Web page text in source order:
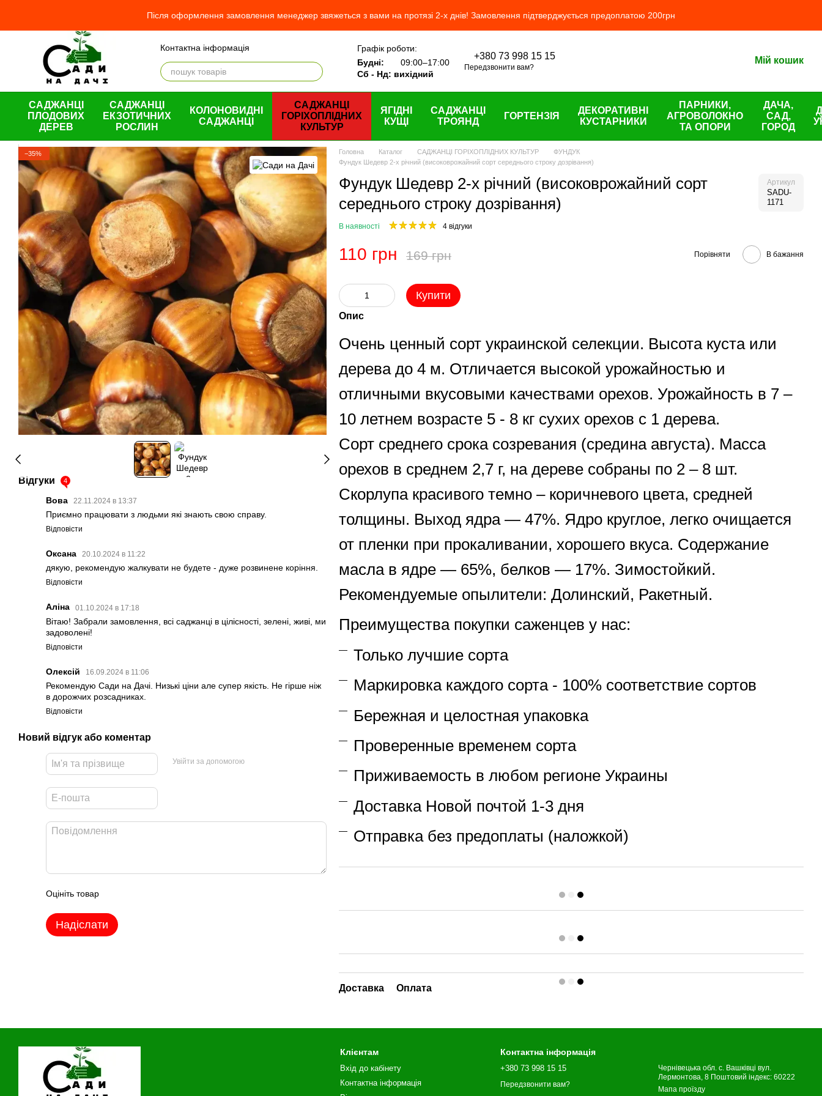
Після оформлення замовлення менеджер звяжеться з вами на протязі 2-х днів! Замовлення підтверджується предоплатою 200грн
Контактна інформація
Відгуки про магазин
Про нас
Оплата і доставка
Графік роботи:
Будні:
09:00–17:00
Сб - Нд: вихідний
+380 73 998 15 15
Передзвонити вам?
Мій кошик
САДЖАНЦІ
ПЛОДОВИХ
ДЕРЕВ
САДЖАНЦІ
ЕКЗОТИЧНИХ
РОСЛИН
КОЛОНОВИДНІ
САДЖАНЦІ
САДЖАНЦІ
ГОРІХОПЛІДНИХ
КУЛЬТУР
ЯГІДНІ
КУЩІ
САДЖАНЦІ
ТРОЯНД
ГОРТЕНЗІЯ
ДЕКОРАТИВНІ
КУСТАРНИКИ
ПАРНИКИ,
АГРОВОЛОКНО
ТА ОПОРИ
ДАЧА,
САД,
ГОРОД
−35%
Відгуки 4
Вова 22.11.2024 в 13:37
Приємно працювати з людьми які знають свою справу.
Відповісти
Оксана 20.10.2024 в 11:22
дякую, рекомендую жалкувати не будете - дуже розвинене коріння.
Відповісти
Аліна 01.10.2024 в 17:18
Вітаю! Забрали замовлення, всі саджанці в цілісності, зелені, живі, ми
задоволені!
Відповісти
Олексій 16.09.2024 в 11:06
Рекомендую Сади на Дачі. Низькі ціни але супер якість. Не гірше ніж
в дорожчих розсадниках.
Відповісти
Новий відгук або коментар
Увійти за допомогою
Оцініть товар
Надіслати
Головна Каталог САДЖАНЦІ ГОРІХОПЛІДНИХ КУЛЬТУР
ФУНДУК
Фундук Шедевр 2-х річний (високоврожайний сорт середнього строку дозрівання)
Фундук Шедевр 2-х річний (високоврожайний сорт
середнього строку дозрівання)
Артикул
SADU-
1171
В наявності 4 відгуки
110 грн 169 грн Порівняти В бажання
Купити
Опис
Очень ценный сорт украинской селекции. Высота куста или
дерева до 4 м. Отличается высокой урожайностью и
отличными вкусовыми качествами орехов. Урожайность в 7 –
10 летнем возрасте 5 - 8 кг сухих орехов с 1 дерева.
Сорт среднего срока созревания (средина августа). Масса
орехов в среднем 2,7 г, на дереве собраны по 2 – 8 шт.
Скорлупа красивого темно – коричневого цвета, средней
толщины. Выход ядра — 47%. Ядро круглое, легко очищается
от пленки при прокаливании, хорошего вкуса. Содержание
масла в ядре — 65%, белков — 17%. Зимостойкий.
Рекомендуемые опылители: Долинский, Ракетный.
Преимущества покупки саженцев у нас:
Только лучшие сорта
Маркировка каждого сорта - 100% соответствие сортов
Бережная и целостная упаковка
Проверенные временем сорта
Приживаемость в любом регионе Украины
Доставка Новой почтой 1-3 дня
Отправка без предоплаты (наложкой)
Доставка Оплата
Клієнтам
Вхід до кабінету
Контактна інформація
Контактна інформація
+380 73 998 15 15
Передзвонити вам?
Чернівецька обл. с. Вашківці вул.
Лермонтова, 8 Поштовий індекс: 60222
Мапа проїзду